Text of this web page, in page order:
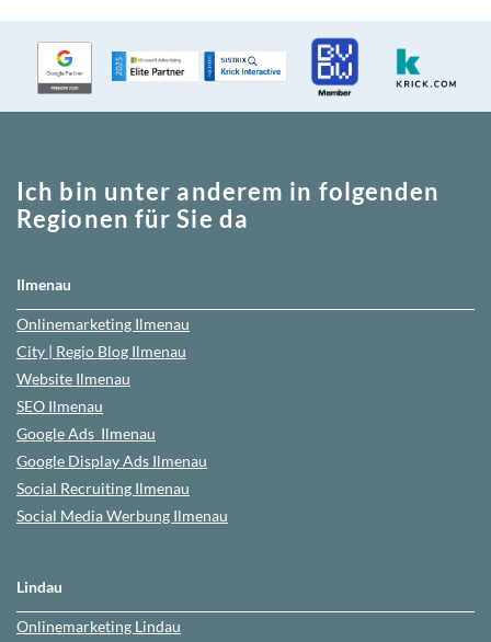
Ich bin unter anderem in folgenden
Regionen für Sie da
Ilmenau
Onlinemarketing Ilmenau
City | Regio Blog Ilmenau
Website Ilmenau
SEO Ilmenau
Google Ads Ilmenau
Google Display Ads Ilmenau
Social Recruiting Ilmenau
Social Media Werbung Ilmenau
Lindau
Onlinemarketing Lindau